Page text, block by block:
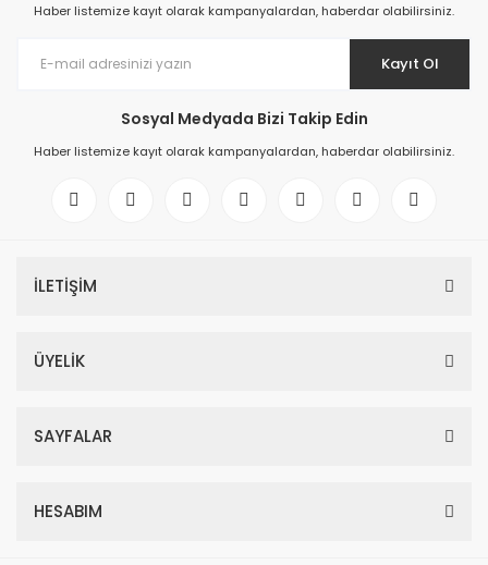
Haber listemize kayıt olarak kampanyalardan, haberdar olabilirsiniz.
Kayıt Ol
Sosyal Medyada Bizi Takip Edin
Haber listemize kayıt olarak kampanyalardan, haberdar olabilirsiniz.
İLETİŞİM
ÜYELİK
SAYFALAR
HESABIM